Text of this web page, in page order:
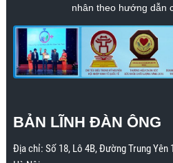
nhân theo hướng dẫn
BẢN LĨNH ĐÀN ÔNG
Địa chỉ: Số 18, Lô 4B, Đường Trung Yên